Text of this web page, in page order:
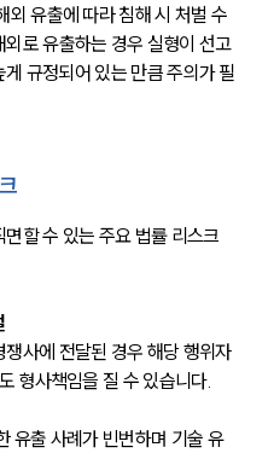
외 유출에 따라 침해 시 처벌 수
로 유출하는 경우 실형이 선고
규정되어 있는 만큼 주의가 필
할 수 있는 주요 법률 리스크
사에 전달된 경우 해당 행위자
형사책임을 질 수 있습니다.
유출 사례가 빈번하며 기술 유